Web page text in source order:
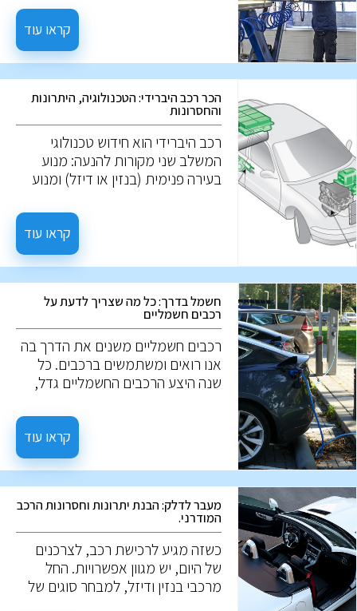
שאתה צריך לדעת: לפני נסיעת
המבחן, אפשר לבחון נזקים חיצוניים,
שפשופים, נזק לצבע, חלודה, ואף
פנסים, והמצב החיצוני של הרכב. יחד,
פרטים אלו יכולים להעיד על הטיפול
שהרכב מקבל, אך לא תמיד. ייתכן
שרכב הנראה מושך מבחוץ, עבר
טיפול שטחי בלבד למטרת המכירה.
קראו עוד
הכר רכב היברידי: הטכנולוגיה, היתרונות
והחסרונות
רכב היברידי הוא חידוש טכנולוגי
המשלב שני מקורות להנעה: מנוע
בעירה פנימית (בנזין או דיזל) ומנוע
להיות יעיל יותר בצריכת הדלק ולפחות
מזהם. אז מה הם רכבים היברידיים?
קראו עוד
חשמל בדרך: כל מה שצריך לדעת על
רכבים חשמליים
רכבים חשמליים משנים את הדרך בה
אנו רואים ומשתמשים ברכבים. כל
שנה היצע הרכבים החשמליים גדל,
בעצם רכבים חשמליים? איך הם
עובדים? במה הם שונים מרכבים
רגילים? ולמה הם כל כך מבוקשים? על
השאלות האלו, נענה במאמר הבא.
קראו עוד
מעבר לדלק: הבנת יתרונות וחסרונות הרכב
המודרני.
כשזה מגיע לרכישת רכב, לצרכנים
של היום, יש מגוון אפשרויות. החל
מרכבי בנזין ודיזל, למבחר סוגים של